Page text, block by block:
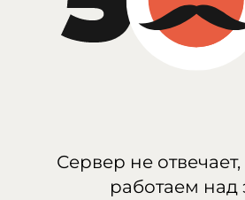
Сервер не
работаем над